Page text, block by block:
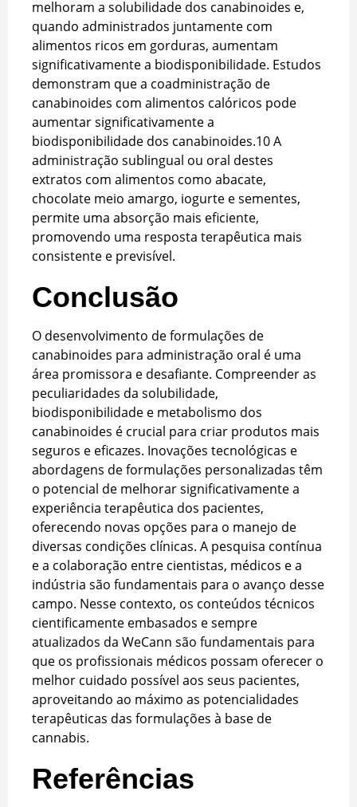
melhoram a solubilidade dos canabinoides e,
quando administrados juntamente com
alimentos ricos em gorduras, aumentam
significativamente a biodisponibilidade. Estudos
demonstram que a coadministração de
canabinoides com alimentos calóricos pode
aumentar significativamente a
biodisponibilidade dos canabinoides.10A
administração sublingual ou oral destes
extratos com alimentos como abacate,
chocolate meio amargo, iogurte e sementes,
permite uma absorção mais eficiente,
promovendo uma resposta terapêutica mais
consistente e previsível.
Conclusão
O desenvolvimento de formulações de
canabinoides para administração oral é uma
área promissora e desafiante. Compreender as
peculiaridades da solubilidade,
biodisponibilidade e metabolismo dos
canabinoides é crucial para criar produtos mais
seguros e eficazes. Inovações tecnológicas e
abordagens de formulações personalizadas têm
o potencial de melhorar significativamente a
experiência terapêutica dos pacientes,
oferecendo novas opções para o manejo de
diversas condições clínicas. A pesquisa contínua
e a colaboração entre cientistas, médicos e a
indústria são fundamentais para o avanço desse
campo. Nesse contexto, os conteúdos técnicos
cientificamente embasados e sempre
atualizados da WeCann são fundamentais para
que os profissionais médicos possam oferecer o
melhor cuidado possível aos seus pacientes,
aproveitando ao máximo as potencialidades
terapêuticas das formulações à base de
cannabis.
Referências